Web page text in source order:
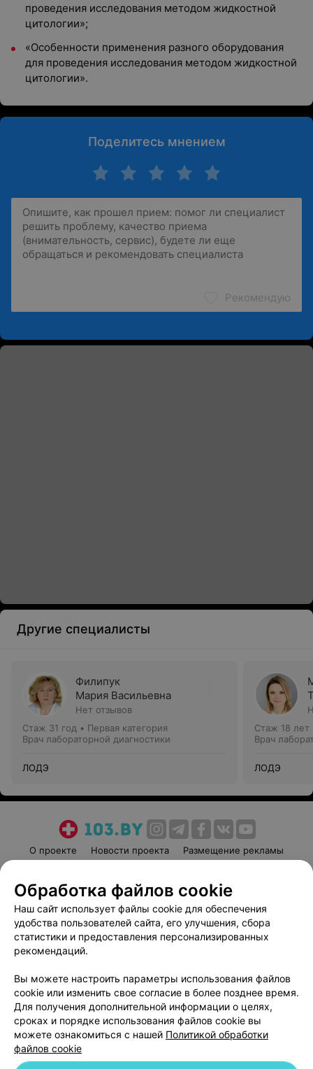
проведения исследования методом жидкостной
цитологии»;
«Особенности применения разного оборудования
для проведения исследования методом жидкостной
цитологии».
Поделитесь мнением
Рекомендую
Другие специалисты
Филипук
Мария Васильевна
Нет отзывов
Стаж 31 год • Первая категория
Врач лабораторной диагностики
ЛОДЭ
Стаж 18 лет
Врач
ЛОДЭ
О проекте Новости проекта
Размещение рекламы
Пользовательское соглашение
Способы оплаты
Вакансии
Партнеры
Написать руководителю 103.by
Обработка персональных данных
Обработка файлов cookie
Наш сайт использует файлы cookie для обеспечения
удобства пользователей сайта, его улучшения, сбора
статистики и предоставления персонализированных
рекомендаций.
Вы можете настроить параметры использования файлов
cookie или изменить свое согласие в более позднее время.
Для получения дополнительной информации о целях,
сроках и порядке использования файлов cookie вы
можете ознакомиться с нашей Политикой обработки
файлов cookie